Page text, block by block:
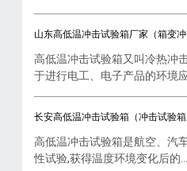
山东高低温冲击试验箱厂家（箱变
高低温冲击试验箱又叫冷热冲
于进行电工、电子产品的环境
长安高低温冲击试验箱（冲击试验
高低温冲击试验箱是航空、汽
性试验,获得温度环境变化后的...